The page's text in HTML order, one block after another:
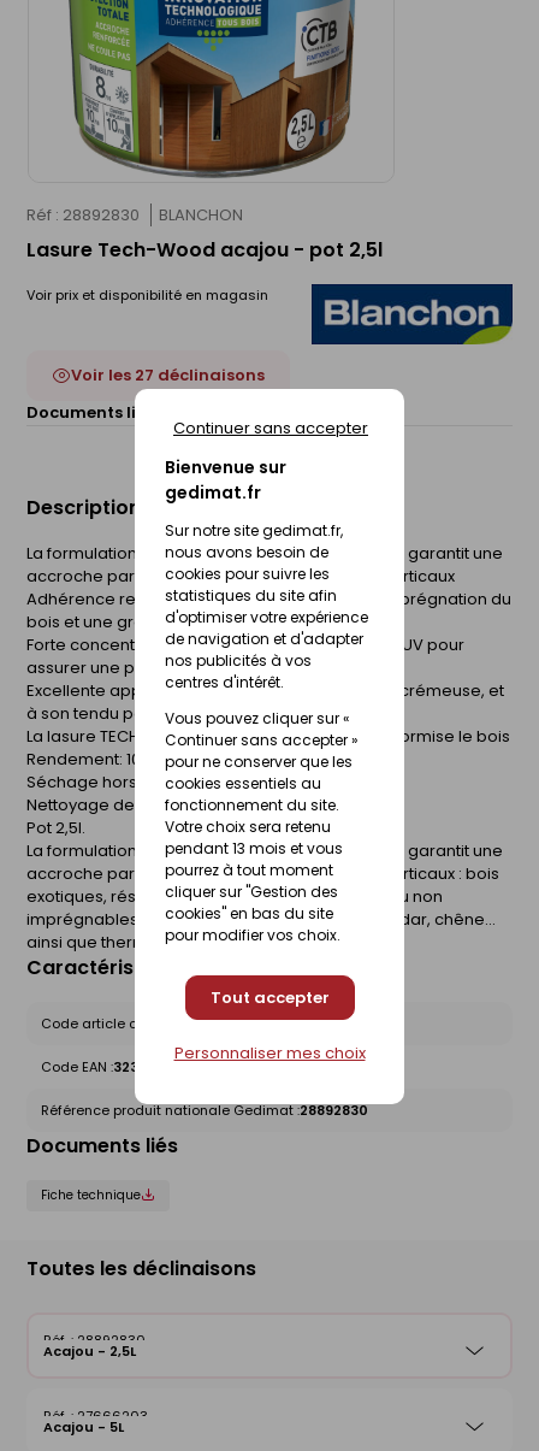
Bienvenue sur
gedimat.fr
Sur notre site gedimat.fr,
nous avons besoin de
cookies pour suivre les
statistiques du site afin
d'optimiser votre expérience
de navigation et d'adapter
nos publicités à vos
centres d'intérêt.
Vous pouvez cliquer sur «
Continuer sans accepter »
pour ne conserver que les
cookies essentiels au
fonctionnement du site.
Votre choix sera retenu
pendant 13 mois et vous
pourrez à tout moment
cliquer sur "Gestion des
cookies" en bas du site
pour modifier vos choix.
Tout accepter
Continuer sans accepter
Personnaliser mes choix
Réf : 28892830 BLANCHON
Lasure Tech-Wood acajou - pot 2,5l
Voir prix et disponibilité en magasin
Voir les 27 déclinaisons
Documents liés :
Description du produit
La formulation unique de la lasure TECH-WOOD® garantit une
accroche parfaite sur tous les bois extérieurs verticaux
Adhérence renforcée grâce à une meilleure imprégnation du
bois et une grande souplesse du film protecteur
Forte concentration en pigments et agents Anti-UV pour
assurer une protection longue durée
Excellente applicabilité grâce à sa consistance crémeuse, et
à son tendu parfait
La lasure TECH-WOOD® protège, embellit et uniformise le bois
Rendement: 10-14 m²/L/couche
Séchage hors poussières : 1 heure environ
Nettoyage des ustensiles : avec de l'eau
Pot 2,5l.
La formulation unique de la lasure TECH-WOOD® garantit une
accroche parfaite sur tous les bois extérieurs verticaux : bois
exotiques, résineux ou tendres, y compris peu ou non
imprégnables tels que mélèze, douglas, red cedar, chêne...
ainsi que thermotraités et autoclavés.
Caractéristiques du produit
Code article chez le fournisseur :01220840
Code EAN :3239911220840
Référence produit nationale Gedimat :28892830
Documents liés
Fiche technique
Toutes les déclinaisons
28892830
Acajou - 2,5L
27666203
Acajou - 5L